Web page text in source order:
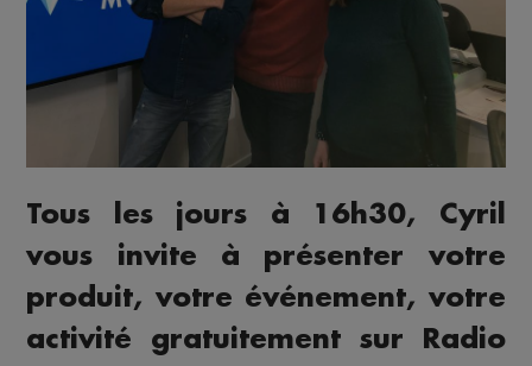
Tous les jours à 16h30, Cyril
vous invite à présenter votre
produit, votre événement, votre
activité gratuitement sur Radio